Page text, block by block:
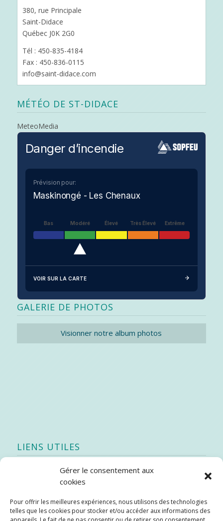
Gérer le consentement aux
cookies
Pour offrir les meilleures expériences, nous utilisons des technologies
telles que les cookies pour stocker et/ou accéder aux informations des
380, rue Principale
Saint-Didace
Québec J0K 2G0
Tél : 450-835-4184
Fax : 450-836-0115
info@saint-didace.com
MÉTÉO DE ST-DIDACE
MeteoMedia
Danger d’incendie
Prévision pour:
Maskinongé - Les Chenaux
Bas Modéré Élevé Très Élevé Extrême
VOIR SUR LA CARTE
GALERIE DE PHOTOS
Visionner notre album photos
LIENS UTILES
Quoi de neuf
Stratégie québécoise d’économie d’eau potable
Bibliothèque